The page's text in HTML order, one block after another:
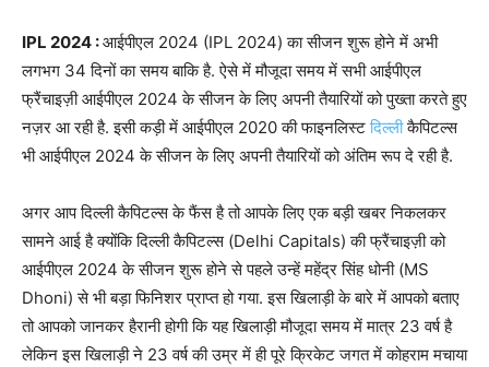
IPL 2024 :आईपीएल 2024 (IPL 2024) का सीजन शुरू होने में अभी
लगभग 34 दिनों का समय बाकि है. ऐसे में मौजूदा समय में सभी आईपीएल
फ्रैंचाइज़ी आईपीएल 2024 के सीजन के लिए अपनी तैयारियों को पुख्ता करते हुए
नज़र आ रही है. इसी कड़ी में आईपीएल 2020 की फाइनलिस्टदिल्लीकैपिटल्स
भी आईपीएल 2024 के सीजन के लिए अपनी तैयारियों को अंतिम रूप दे रही है.
अगर आप दिल्ली कैपिटल्स के फैंस है तो आपके लिए एक बड़ी खबर निकलकर
सामने आई है क्योंकि दिल्ली कैपिटल्स (Delhi Capitals) की फ्रैंचाइज़ी को
आईपीएल 2024 के सीजन शुरू होने से पहले उन्हें महेंद्र सिंह धोनी (MS
Dhoni) से भी बड़ा फिनिशर प्राप्त हो गया. इस खिलाड़ी के बारे में आपको बताए
तो आपको जानकर हैरानी होगी कि यह खिलाड़ी मौजूदा समय में मात्र 23 वर्ष है
लेकिन इस खिलाड़ी ने 23 वर्ष की उम्र में ही पूरे क्रिकेट जगत में कोहराम मचाया